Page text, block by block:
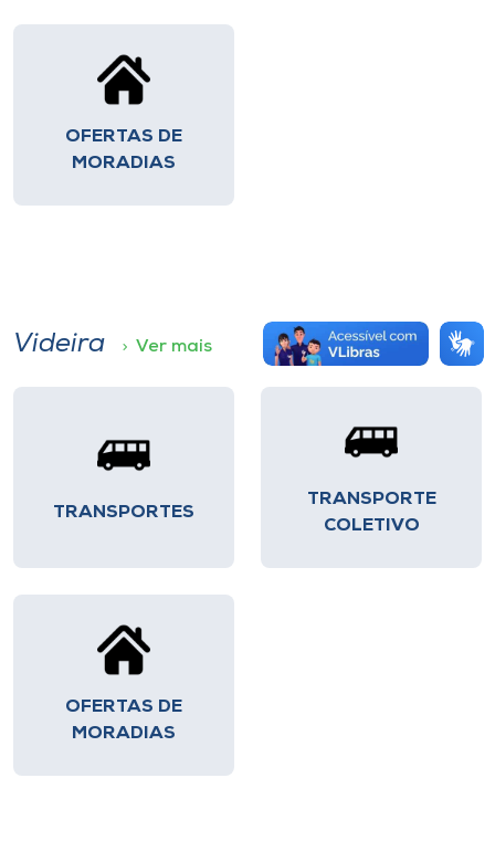
OFERTAS DE
MORADIAS
Videira Ver mais
TRANSPORTES
TRANSPORTE
COLETIVO
OFERTAS DE
MORADIAS